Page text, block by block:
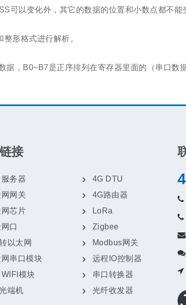
可以变化外，其它的数据的位置和小数点都不能
形格式进行解析。
据，B0~B7是正序排列在寄存器里面的（串口数
接
务器
网关
芯片
口
以太网
网串口模块
WIFI模块
端机
4G DTU
4G路由器
LoRa
Zigbee
Modbus网关
远程IO控制器
串口转换器
光纤收发器